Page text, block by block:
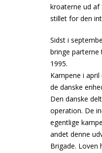
kroaterne ud af
stillet for den
Sidst i
bringe parterne
1995.
Kampene i
de danske
Den danske
operation. De
egentlige
andet denne
Brigade. Loven